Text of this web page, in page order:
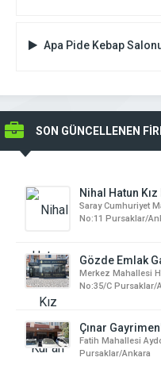
Apa Pide Kebap
SON GÜNCELLENEN
Nihal Hatun
Saray Cumhuriyet
No:11 Pursaklar/
Gözde Emlak
Merkez Mahallesi
No:35/C Pursaklar/
Çınar
Fatih Mahallesi
Pursaklar/Ankara